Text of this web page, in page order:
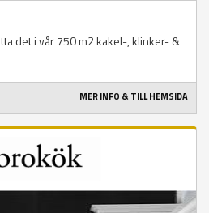
det i vår 750 m2 kakel-, klinker- &
MER INFO & TILL HEMSIDA